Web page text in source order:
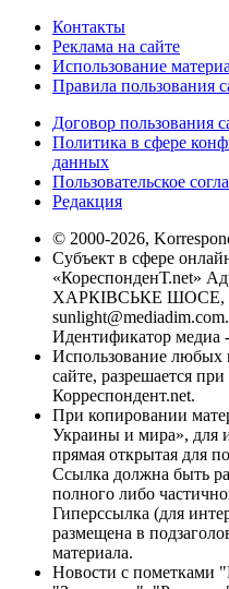
Контакты
Реклама на сайте
Использование
Правила пользования
Договор пользования
Политика в сфере
данных
Пользовательское
Редакция
© 2000-2026,
Субъект в сфере
«КореспонденТ.net»
ХАРКІВСЬКЕ ШОСЕ,
Идентификатор медиа
Использование любых
сайте, разрешается
Корреспондент.net.
При копировании
Украины и мира», для
прямая открытая для
Ссылка должна быть
полного либо
Гиперссылка (для
размещена в
материала.
Новости с пометками